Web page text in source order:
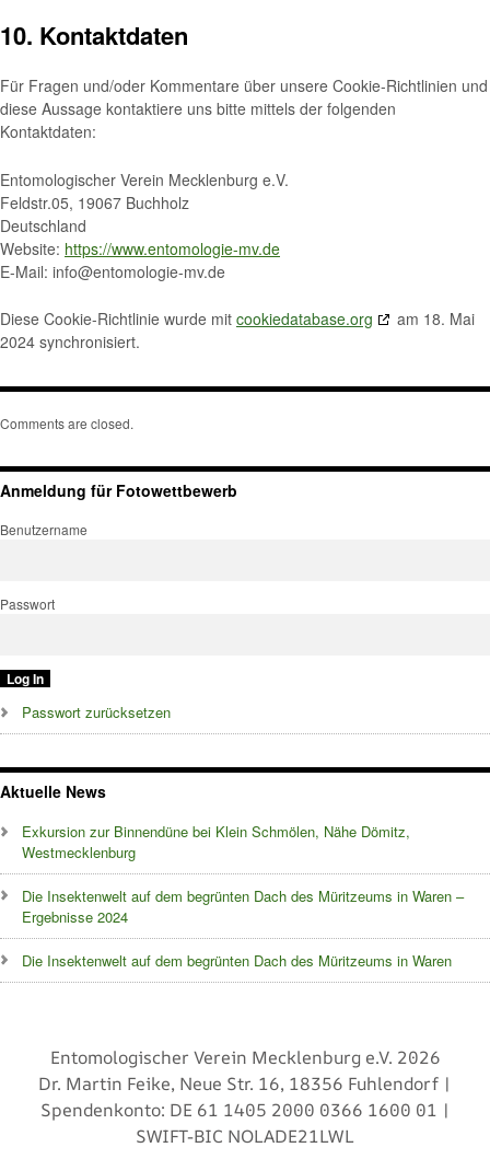
10. Kontaktdaten
Für Fragen und/oder Kommentare über unsere Cookie-Richtlinien und
diese Aussage kontaktiere uns bitte mittels der folgenden
Kontaktdaten:
Entomologischer Verein Mecklenburg e.V.
Feldstr.05, 19067 Buchholz
Deutschland
Website: https://www.entomologie-mv.de
E-Mail: info@entomologie-mv.de
Diese Cookie-Richtlinie wurde mit cookiedatabase.org
am 18. Mai
2024 synchronisiert.
Comments are closed.
Anmeldung für Fotowettbewerb
Benutzername
Passwort
Passwort zurücksetzen
Aktuelle News
Exkursion zur Binnendüne bei Klein Schmölen, Nähe Dömitz,
Westmecklenburg
Die Insektenwelt auf dem begrünten Dach des Müritzeums in Waren –
Ergebnisse 2024
Die Insektenwelt auf dem begrünten Dach des Müritzeums in Waren
Entomologischer Verein Mecklenburg e.V. 2026
Dr. Martin Feike, Neue Str. 16, 18356 Fuhlendorf |
Spendenkonto: DE 61 1405 2000 0366 1600 01 |
SWIFT-BIC NOLADE21LWL